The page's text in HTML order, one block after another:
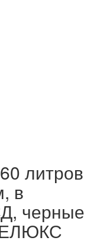
литров
в
черные